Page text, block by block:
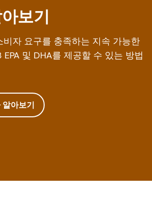
보기
자 요구를 충족하는 지속 가능한
및 DHA를 제공할 수 있는 방법
아보기